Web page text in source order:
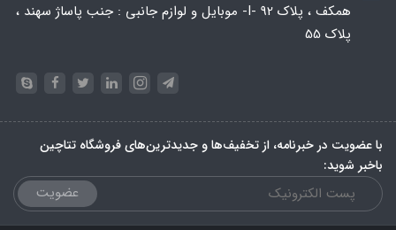
همکف ، پلاک 92 -I- موبایل و لوازم جانبی : جنب پاساژ سهند ،
پلاک 55
با عضویت در خبرنامه، از تخفیف‌ها و جدیدترین‌های فروشگاه تتاچین
باخبر شوید:
عضویت